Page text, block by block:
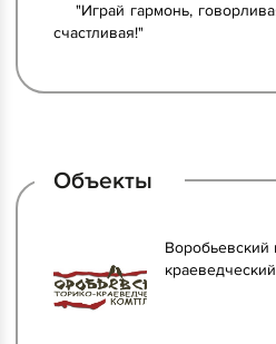
"Играй гармонь,
счастливая!"
Объекты
Воробьевский
краеведческий